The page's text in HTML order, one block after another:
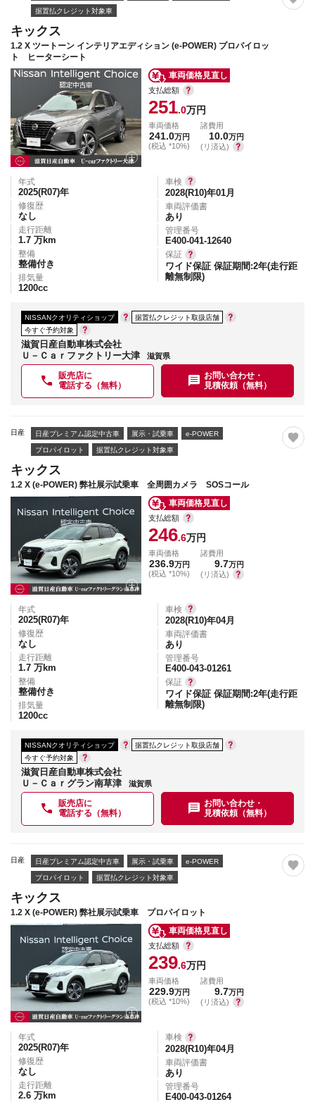
据置払クレジット対象車
キックス
1.2 X ツートーン インテリアエディション (e-POWER) プロパイロッ
ト ヒーターシート
車両価格見直し
支払総額
251.0万円
車両価格
241.0万円
(税込 *10%)
諸費用
10.0万円
(リ済込)
年式
2025(R07)年
修復歴
なし
走行距離
1.7 万km
整備
整備付き
排気量
1200cc
車検
2028(R10)年01月
車両評価書
あり
管理番号
E400-041-12640
保証
ワイド保証 保証期間:2年(走行距
離無制限)
NISSANクオリティショップ
据置払クレジット取扱店舗
今すぐ予約対象
滋賀日産自動車株式会社
Ｕ－Ｃａｒファクトリー大津
滋賀県
販売店に
電話する（無料）
お問い合わせ・
見積依頼（無料）
日産 日産プレミアム認定中古車 展示・試乗車 e-POWER
プロパイロット 据置払クレジット対象車
キックス
1.2 X (e-POWER) 弊社展示試乗車 全周囲カメラ SOSコール
車両価格見直し
支払総額
246.6万円
車両価格
236.9万円
(税込 *10%)
諸費用
9.7万円
(リ済込)
年式
2025(R07)年
修復歴
なし
走行距離
1.7 万km
整備
整備付き
排気量
1200cc
車検
2028(R10)年04月
車両評価書
あり
管理番号
E400-043-01261
保証
ワイド保証 保証期間:2年(走行距
離無制限)
NISSANクオリティショップ
据置払クレジット取扱店舗
今すぐ予約対象
滋賀日産自動車株式会社
Ｕ－Ｃａｒグラン南草津
滋賀県
販売店に
電話する（無料）
お問い合わせ・
見積依頼（無料）
日産 日産プレミアム認定中古車 展示・試乗車 e-POWER
プロパイロット 据置払クレジット対象車
キックス
1.2 X (e-POWER) 弊社展示試乗車 プロパイロット
車両価格見直し
支払総額
239.6万円
車両価格
229.9万円
(税込 *10%)
諸費用
9.7万円
(リ済込)
年式
2025(R07)年
修復歴
なし
走行距離
2.6 万km
車検
2028(R10)年04月
車両評価書
あり
管理番号
E400-043-01264